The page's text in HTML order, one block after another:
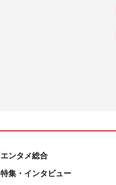
エンタメ総合
特集・インタビュー